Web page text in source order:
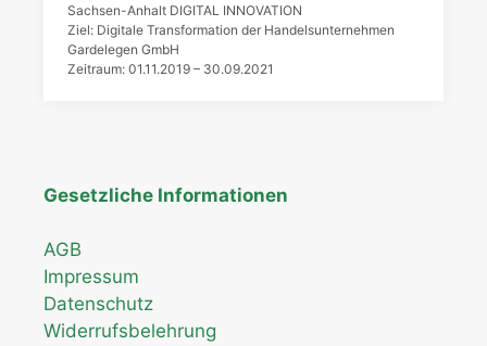
Sachsen-Anhalt DIGITAL INNOVATION
Ziel: Digitale Transformation der Handelsunternehmen
Gardelegen GmbH
Zeitraum: 01.11.2019 – 30.09.2021
Gesetzliche Informationen
AGB
Impressum
Datenschutz
Widerrufsbelehrung